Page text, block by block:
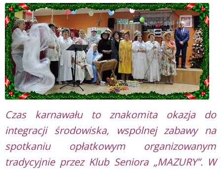
Czas karnawału to znakomita okazja do
integracji środowiska, wspólnej zabawy na
spotkaniu opłatkowym organizowanym
tradycyjnie przez Klub Seniora „MAZURY”. W